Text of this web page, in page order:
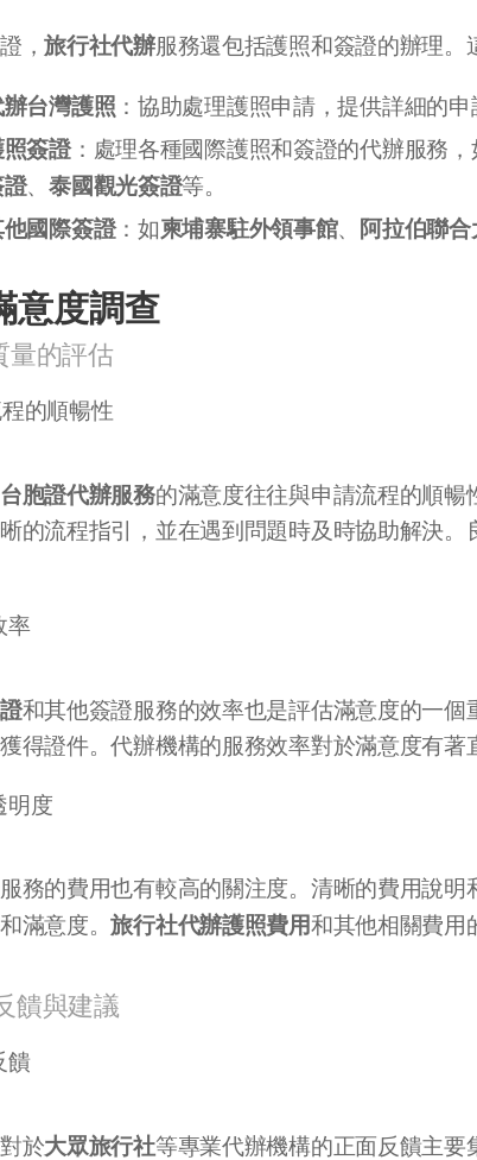
，旅行社代辦服務還包括護照和簽證的辦理。
台灣護照 ：協助處理護照申請，提供詳細的申
簽證：處理各種國際護照和簽證的代辦服務，
、泰國觀光簽證等。
國際簽證：如柬埔寨駐外領事館、 阿拉伯聯
意度調查
量的評估
程的順暢性
台胞證代辦服務的滿意度往往與申請流程的順
的流程指引，並在遇到問題時及時協助解決
率
和其他簽證服務的效率也是評估滿意度的一
得證件。代辦機構的服務效率對於滿意度有著
明度
務的費用也有較高的關注度。清晰的費用說
滿意度。旅行社代辦護照費用和其他相關費用
饋與建議
饋
於大眾旅行社等專業代辦機構的正面反饋主要